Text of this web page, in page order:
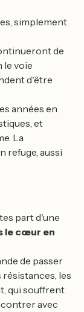
simplement
de
le voie
d'être
années en
et
La
refuge, aussi
part d'une
le cœur en
de passer
les
qui souffrent
avec